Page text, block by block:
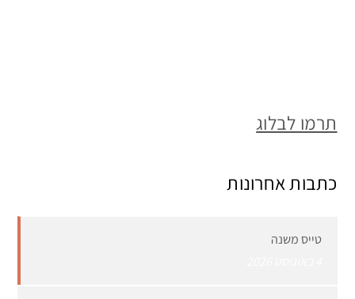
תרמו לבלוג
כתבות אחרונות
טייס משנה